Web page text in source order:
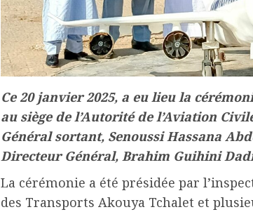
Ce 20 janvier 2025, a eu lieu la
au siège de l’Autorité de l’Aviation
Général sortant, Senoussi Hassana
Directeur Général, Brahim Guihini
La cérémonie a été présidée par
des Transports Akouya Tchalet et